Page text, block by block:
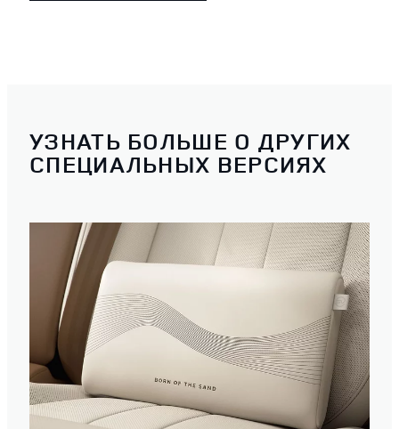
УЗНАТЬ БОЛЬШЕ О ДРУГИХ
СПЕЦИАЛЬНЫХ ВЕРСИЯХ